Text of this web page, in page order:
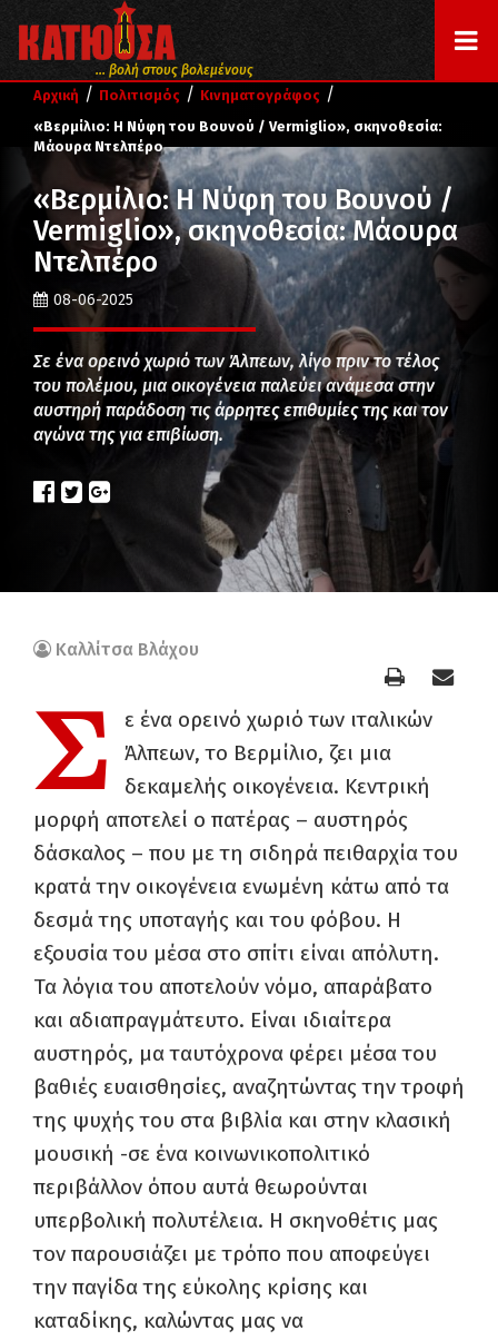
... βολή στους βολεμένους
Αρχική / Πολιτισμός / Κινηματογράφος /
«Βερμίλιο: Η Νύφη του Βουνού / Vermiglio», σκηνοθεσία:
Μάουρα Ντελπέρο
«Βερμίλιο: Η Νύφη του Βουνού /
Vermiglio», σκηνοθεσία: Μάουρα
Ντελπέρο
08-06-2025
Σε ένα ορεινό χωριό των Άλπεων, λίγο πριν το τέλος
του πολέμου, μια οικογένεια παλεύει ανάμεσα στην
αυστηρή παράδοση τις άρρητες επιθυμίες της και τον
αγώνα της για επιβίωση.
Καλλίτσα Βλάχου
Σ
ε ένα ορεινό χωριό των ιταλικών
Άλπεων, το Βερμίλιο, ζει μια
δεκαμελής οικογένεια. Κεντρική
μορφή αποτελεί ο πατέρας – αυστηρός
δάσκαλος – που με τη σιδηρά πειθαρχία του
κρατά την οικογένεια ενωμένη κάτω από τα
δεσμά της υποταγής και του φόβου. Η
εξουσία του μέσα στο σπίτι είναι απόλυτη.
Τα λόγια του αποτελούν νόμο, απαράβατο
και αδιαπραγμάτευτο. Είναι ιδιαίτερα
αυστηρός, μα ταυτόχρονα φέρει μέσα του
βαθιές ευαισθησίες, αναζητώντας την τροφή
της ψυχής του στα βιβλία και στην κλασική
μουσική -σε ένα κοινωνικοπολιτικό
περιβάλλον όπου αυτά θεωρούνται
υπερβολική πολυτέλεια. Η σκηνοθέτις μας
τον παρουσιάζει με τρόπο που αποφεύγει
την παγίδα της εύκολης κρίσης και
καταδίκης, καλώντας μας να